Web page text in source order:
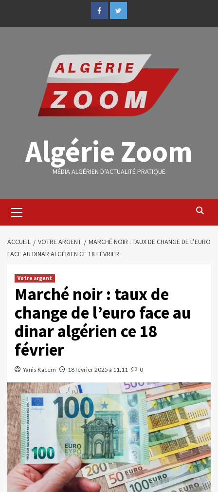
Algérie Zoom
MÉDIA ALGÉRIEN D’ACTUALITÉ PRATIQUE
ACCUEIL VOTRE ARGENT
MARCHÉ NOIR : TAUX DE CHANGE DE L’EURO
FACE AU DINAR ALGÉRIEN CE 18 FÉVRIER
Votre argent
Marché noir : taux de
change de l’euro face au
dinar algérien ce 18
février
Yanis Kacem 18 février 2025 à 11:11 0